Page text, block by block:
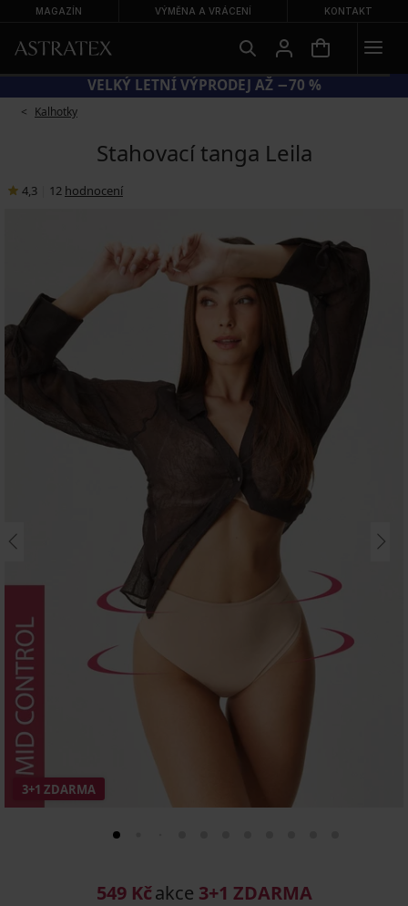
MAGAZÍN VÝMĚNA A VRÁCENÍ KONTAKT
KÓD BRA20 = PODPRSENKY −20 %
Kalhotky
Stahovací tanga Leila
4,3 12 hodnocení
3+1 ZDARMA
549 Kčakce 3+1 ZDARMA